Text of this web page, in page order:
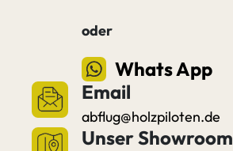
oder
Whats App
Email
abflug@holzpiloten.de
Unser Showroom